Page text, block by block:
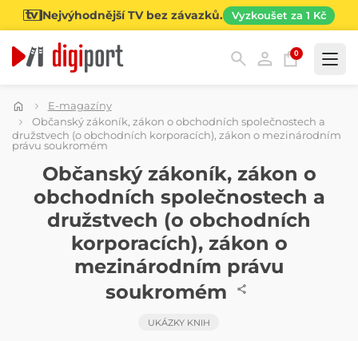
Nejvýhodnější TV bez závazků. Vyzkoušet za 1 Kč
0
Kategorie
E-magazíny
Občanský zákoník, zákon o obchodních společnostech a
družstvech (o obchodních korporacích), zákon o mezinárodním
právu soukromém
ČASOPISObčanský zákoník, zákon o
obchodních společnostech a
družstvech (o obchodních
korporacích), zákon o
mezinárodním právu
soukromém
UKÁZKY KNIH